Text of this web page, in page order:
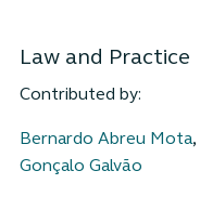
Law and Practice
Contributed by:
Bernardo Abreu Mota,
Gonçalo Galvão